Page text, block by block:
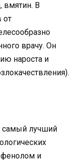
вмятин. В
от
врачу. Он
нароста и
самый лучший
фенолом и